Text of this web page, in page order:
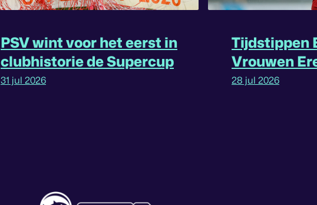
PSV wint voor het eerst in
clubhistorie de Supercup
31 jul 2026
Tijdstippen
Vrouwen
omgedraaid
28 jul 2026